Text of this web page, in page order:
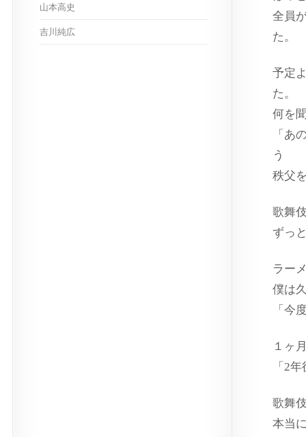
全員
た。
予定
た。
何を
「あ
う
秩父
歌舞
ずっ
ラー
僕は
「今
１ヶ
「2
歌舞
本当
山本高史
吉川純広